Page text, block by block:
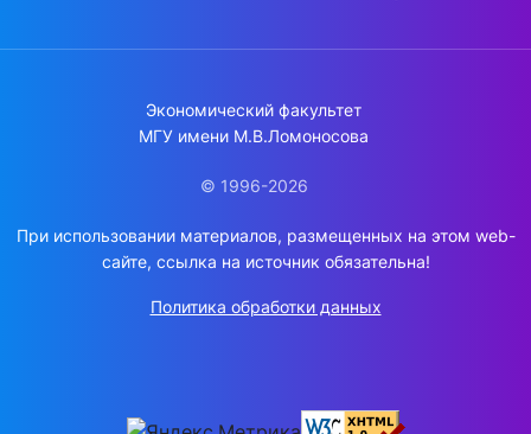
Экономический факультет
МГУ имени М.В.Ломоносова
© 1996-2026
При использовании материалов, размещенных на этом web-
сайте, ссылка на источник обязательна!
Политика обработки данных